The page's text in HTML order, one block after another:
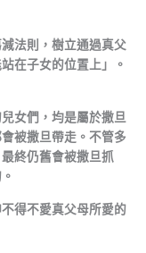
法則，樹立通過真父
在子女的位置上」。
女們，均是屬於撒旦
被撒旦帶走。不管多
終仍舊會被撒旦抓
得不愛真父母所愛的